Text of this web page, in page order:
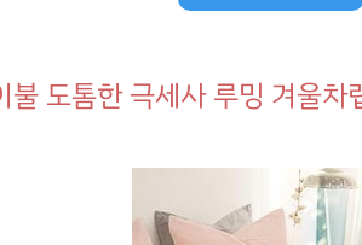
불 도톰한 극세사 루밍 겨울